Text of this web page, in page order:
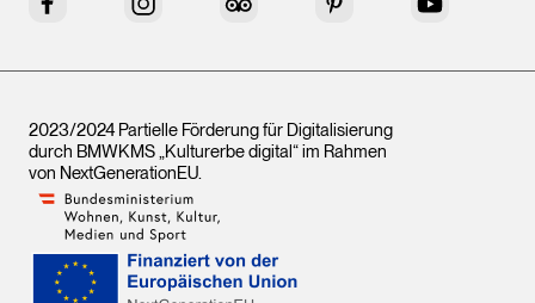
Facebook Instagram Tripadvisor Pinterest YouTube
2023/2024 Partielle Förderung für Digitalisierung
durch BMWKMS „Kulturerbe digital“ im Rahmen
von NextGenerationEU.